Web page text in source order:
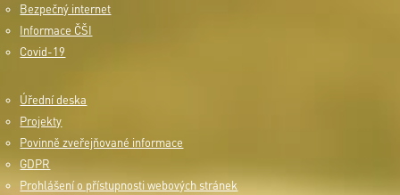
Bezpečný internet
Informace ČŠI
Covid-19
Úřední deska
Projekty
Povinně zveřejňované informace
GDPR
Prohlášení o přístupnosti webových stránek